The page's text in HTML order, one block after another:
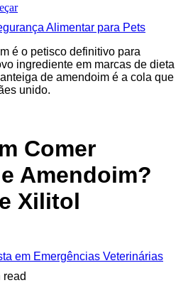
Alimentar para Pets
é o petisco definitivo para
ingrediente em marcas de dieta
de amendoim é a cola que
unido.
Comer
Amendoim?
Xilitol
em Emergências Veterinárias
read